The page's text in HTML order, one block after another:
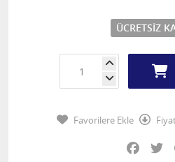
ÜCRETSIZ
Favorilere Ekle